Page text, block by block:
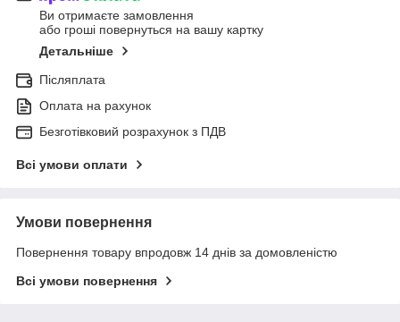
Ви отримаєте замовлення
або гроші повернуться на вашу картку
Детальніше
Післяплата
Оплата на рахунок
Безготівковий розрахунок з ПДВ
Всі умови оплати
Умови повернення
Повернення товару впродовж 14 днів за домовленістю
Всі умови повернення